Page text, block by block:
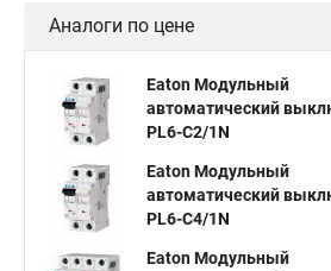
Аналоги по цене
Eaton Модульный
автоматический
PL6-C2/1N
Eaton Модульный
автоматический
PL6-C4/1N
Eaton Модульный